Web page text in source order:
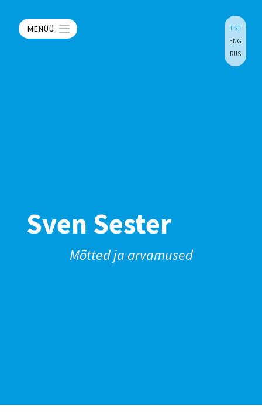
MENÜÜ
EST
ENG
RUS
Sven Sester
Mõtted ja arvamused